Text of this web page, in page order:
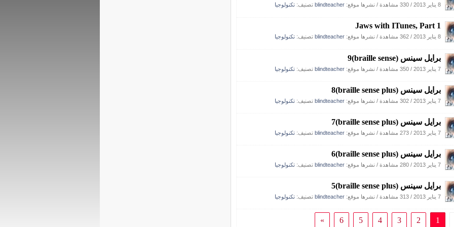
8 يناير 2013 / 330 مشاهدة / نشرها موقع: blindteacher تصنيف: تكنولوجيا
Jaws with ITunes, Part 1
8 يناير 2013 / 362 مشاهدة / نشرها موقع: blindteacher تصنيف: تكنولوجيا
برايل سينس (braille sense)9
7 يناير 2013 / 350 مشاهدة / نشرها موقع: blindteacher تصنيف: تكنولوجيا
برايل سينس (braille sense plus)8
7 يناير 2013 / 302 مشاهدة / نشرها موقع: blindteacher تصنيف: تكنولوجيا
برايل سينس (braille sense plus)7
7 يناير 2013 / 273 مشاهدة / نشرها موقع: blindteacher تصنيف: تكنولوجيا
برايل سينس (braille sense plus)6
7 يناير 2013 / 280 مشاهدة / نشرها موقع: blindteacher تصنيف: تكنولوجيا
برايل سينس (braille sense plus)5
7 يناير 2013 / 313 مشاهدة / نشرها موقع: blindteacher تصنيف: تكنولوجيا
1
2
3
4
5
6
»